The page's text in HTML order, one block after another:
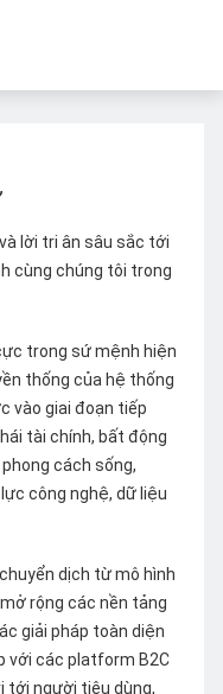
lời tri ân sâu sắc tới
cùng chúng tôi trong
trong sứ mệnh hiện
thống của hệ thống
vào giai đoạn tiếp
tài chính, bất động
cách sống,
công nghệ, dữ liệu
dịch từ mô hình
rộng các nền tảng
giải pháp toàn diện
với các platform B2C
tới người tiêu dùng,